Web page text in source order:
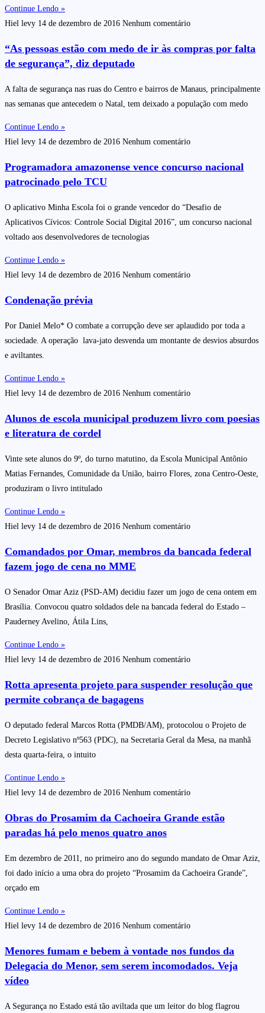
Continue Lendo »
Hiel levy 14 de dezembro de 2016 Nenhum comentário
“As pessoas estão com medo de ir às compras por falta
de segurança”, diz deputado
A falta de segurança nas ruas do Centro e bairros de Manaus, principalmente
nas semanas que antecedem o Natal, tem deixado a população com medo
Continue Lendo »
Hiel levy 14 de dezembro de 2016 Nenhum comentário
Programadora amazonense vence concurso nacional
patrocinado pelo TCU
O aplicativo Minha Escola foi o grande vencedor do “Desafio de
Aplicativos Cívicos: Controle Social Digital 2016”, um concurso nacional
voltado aos desenvolvedores de tecnologias
Continue Lendo »
Hiel levy 14 de dezembro de 2016 Nenhum comentário
Condenação prévia
Por Daniel Melo* O combate a corrupção deve ser aplaudido por toda a
sociedade. A operação lava-jato desvenda um montante de desvios absurdos
e aviltantes.
Continue Lendo »
Hiel levy 14 de dezembro de 2016 Nenhum comentário
Alunos de escola municipal produzem livro com poesias
e literatura de cordel
Vinte sete alunos do 9º, do turno matutino, da Escola Municipal Antônio
Matias Fernandes, Comunidade da União, bairro Flores, zona Centro-Oeste,
produziram o livro intitulado
Continue Lendo »
Hiel levy 14 de dezembro de 2016 Nenhum comentário
Comandados por Omar, membros da bancada federal
fazem jogo de cena no MME
O Senador Omar Aziz (PSD-AM) decidiu fazer um jogo de cena ontem em
Brasília. Convocou quatro soldados dele na bancada federal do Estado –
Pauderney Avelino, Átila Lins,
Continue Lendo »
Hiel levy 14 de dezembro de 2016 Nenhum comentário
Rotta apresenta projeto para suspender resolução que
permite cobrança de bagagens
O deputado federal Marcos Rotta (PMDB/AM), protocolou o Projeto de
Decreto Legislativo nº563 (PDC), na Secretaria Geral da Mesa, na manhã
desta quarta-feira, o intuito
Continue Lendo »
Hiel levy 14 de dezembro de 2016 Nenhum comentário
Obras do Prosamim da Cachoeira Grande estão
paradas há pelo menos quatro anos
Em dezembro de 2011, no primeiro ano do segundo mandato de Omar Aziz,
foi dado início a uma obra do projeto “Prosamim da Cachoeira Grande”,
orçado em
Continue Lendo »
Hiel levy 14 de dezembro de 2016 Nenhum comentário
Menores fumam e bebem à vontade nos fundos da
Delegacia do Menor, sem serem incomodados. Veja
vídeo
A Segurança no Estado está tão aviltada que um leitor do blog flagrou